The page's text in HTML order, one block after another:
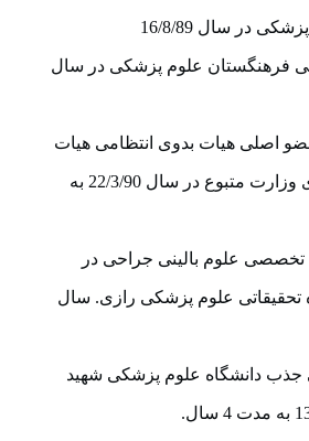
در سال 16/8/89
فرهنگستان علوم پزشکی در سال
اصلی هیات بدوی انتظامی هیات
علمی ستاد مرکزی وزارت متبوع در سال 22/3/90 به
علوم بالینی جراحی در
تحقیقاتی علوم پزشکی رازی. سال
جذب دانشگاه علوم پزشکی شهید